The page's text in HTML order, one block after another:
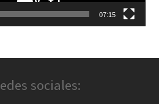
07:15
sociales: